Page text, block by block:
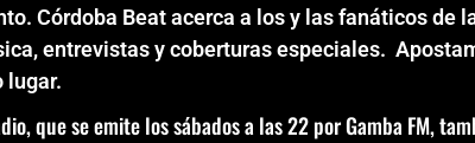
Córdoba Beat acerca a los y las fanáticos de
entrevistas y coberturas especiales.
lugar.
que se emite los sábados a las 22 por Gamba FM,